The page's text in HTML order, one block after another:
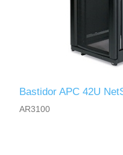
Bastidor APC 42U
AR3100